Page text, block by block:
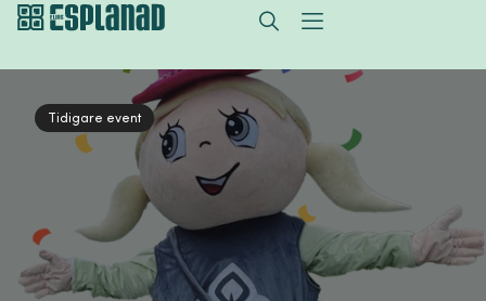
Tidigare event